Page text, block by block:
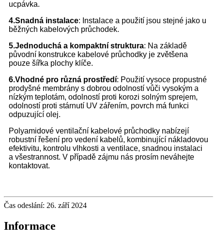
ucpávka.
4.Snadná instalace: Instalace a použití jsou stejné jako u
běžných kabelových průchodek.
5.Jednoduchá a kompaktní struktura: Na základě
původní konstrukce kabelové průchodky je zvětšena
pouze šířka plochy klíče.
6.Vhodné pro různá prostředí: Použití vysoce propustné
prodyšné membrány s dobrou odolností vůči vysokým a
nízkým teplotám, odolností proti korozi solným sprejem,
odolností proti stárnutí UV zářením, povrch má funkci
odpuzující olej.
Polyamidové ventilační kabelové průchodky nabízejí
robustní řešení pro vedení kabelů, kombinující nákladovou
efektivitu, kontrolu vlhkosti a ventilace, snadnou instalaci
a všestrannost. V případě zájmu nás prosím neváhejte
kontaktovat.
Čas odeslání: 26. září 2024
Informace